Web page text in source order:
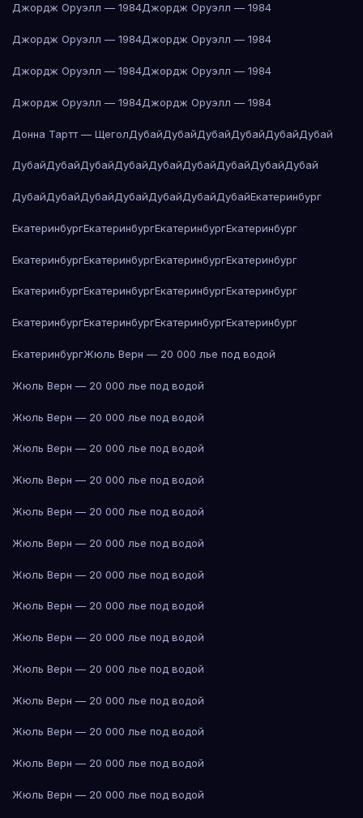
Джордж Оруэлл — 1984Джордж Оруэлл — 1984
Джордж Оруэлл — 1984Джордж Оруэлл — 1984
Джордж Оруэлл — 1984Джордж Оруэлл — 1984
Джордж Оруэлл — 1984Джордж Оруэлл — 1984
Донна Тартт — ЩеголДубайДубайДубайДубайДубайДубай
ДубайДубайДубайДубайДубайДубайДубайДубайДубай
ДубайДубайДубайДубайДубайДубайДубайЕкатеринбург
ЕкатеринбургЕкатеринбургЕкатеринбургЕкатеринбург
ЕкатеринбургЕкатеринбургЕкатеринбургЕкатеринбург
ЕкатеринбургЕкатеринбургЕкатеринбургЕкатеринбург
ЕкатеринбургЕкатеринбургЕкатеринбургЕкатеринбург
ЕкатеринбургЖюль Верн — 20 000 лье под водой
Жюль Верн — 20 000 лье под водой
Жюль Верн — 20 000 лье под водой
Жюль Верн — 20 000 лье под водой
Жюль Верн — 20 000 лье под водой
Жюль Верн — 20 000 лье под водой
Жюль Верн — 20 000 лье под водой
Жюль Верн — 20 000 лье под водой
Жюль Верн — 20 000 лье под водой
Жюль Верн — 20 000 лье под водой
Жюль Верн — 20 000 лье под водой
Жюль Верн — 20 000 лье под водой
Жюль Верн — 20 000 лье под водой
Жюль Верн — 20 000 лье под водой
Жюль Верн — 20 000 лье под водой